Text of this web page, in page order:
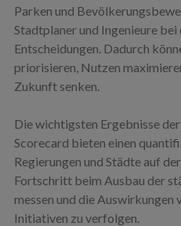
Parken und
Stadtplaner und Ingenieure
Entscheidungen. Dadurch
priorisieren, Nutzen
Zukunft senken.
Die wichtigsten Ergebnisse
Scorecard bieten einen
Regierungen und Städte auf
Fortschritt beim Ausbau der
messen und die
Initiativen zu verfolgen.